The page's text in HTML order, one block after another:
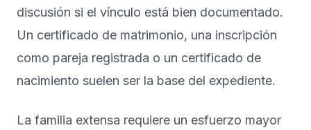
discusión si el vínculo está bien documentado.
Un certificado de matrimonio, una inscripción
como pareja registrada o un certificado de
nacimiento suelen ser la base del expediente.
La familia extensa requiere un esfuerzo mayor